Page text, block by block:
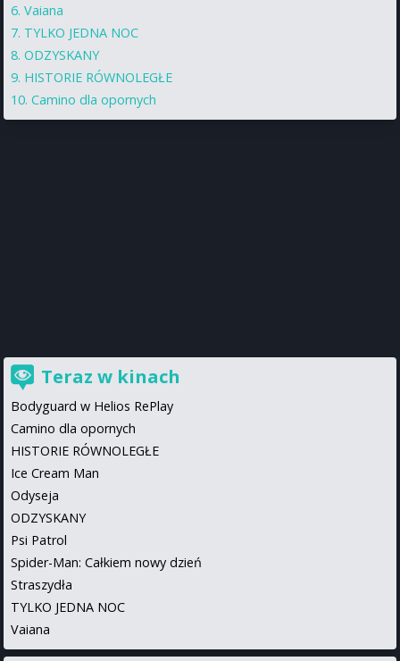
Vaiana
TYLKO JEDNA NOC
ODZYSKANY
HISTORIE RÓWNOLEGŁE
Camino dla opornych
Teraz w kinach
Bodyguard w Helios RePlay
Camino dla opornych
HISTORIE RÓWNOLEGŁE
Ice Cream Man
Odyseja
ODZYSKANY
Psi Patrol
Spider-Man: Całkiem nowy dzień
Straszydła
TYLKO JEDNA NOC
Vaiana